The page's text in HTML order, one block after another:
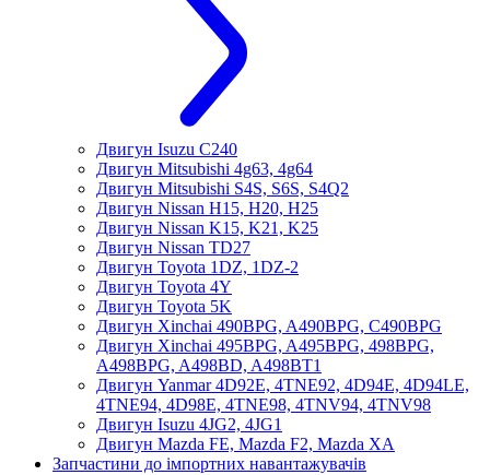
Двигун Isuzu C240
Двигун Mitsubishi 4g63, 4g64
Двигун Mitsubishi S4S, S6S, S4Q2
Двигун Nissan H15, H20, H25
Двигун Nissan K15, K21, K25
Двигун Nissan TD27
Двигун Toyota 1DZ, 1DZ-2
Двигун Toyota 4Y
Двигун Toyota 5K
Двигун Xinchai 490BPG, A490BPG, C490BPG
Двигун Xinchai 495BPG, A495BPG, 498BPG,
A498BPG, A498BD, A498BT1
Двигун Yanmar 4D92E, 4TNE92, 4D94E, 4D94LE,
4TNE94, 4D98E, 4TNE98, 4TNV94, 4TNV98
Двигун Isuzu 4JG2, 4JG1
Двигун Mazda FE, Mazda F2, Mazda XA
Запчастини до імпортних навантажувачів